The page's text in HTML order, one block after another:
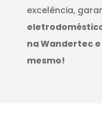
excelência,
na Wandertec
mesmo!